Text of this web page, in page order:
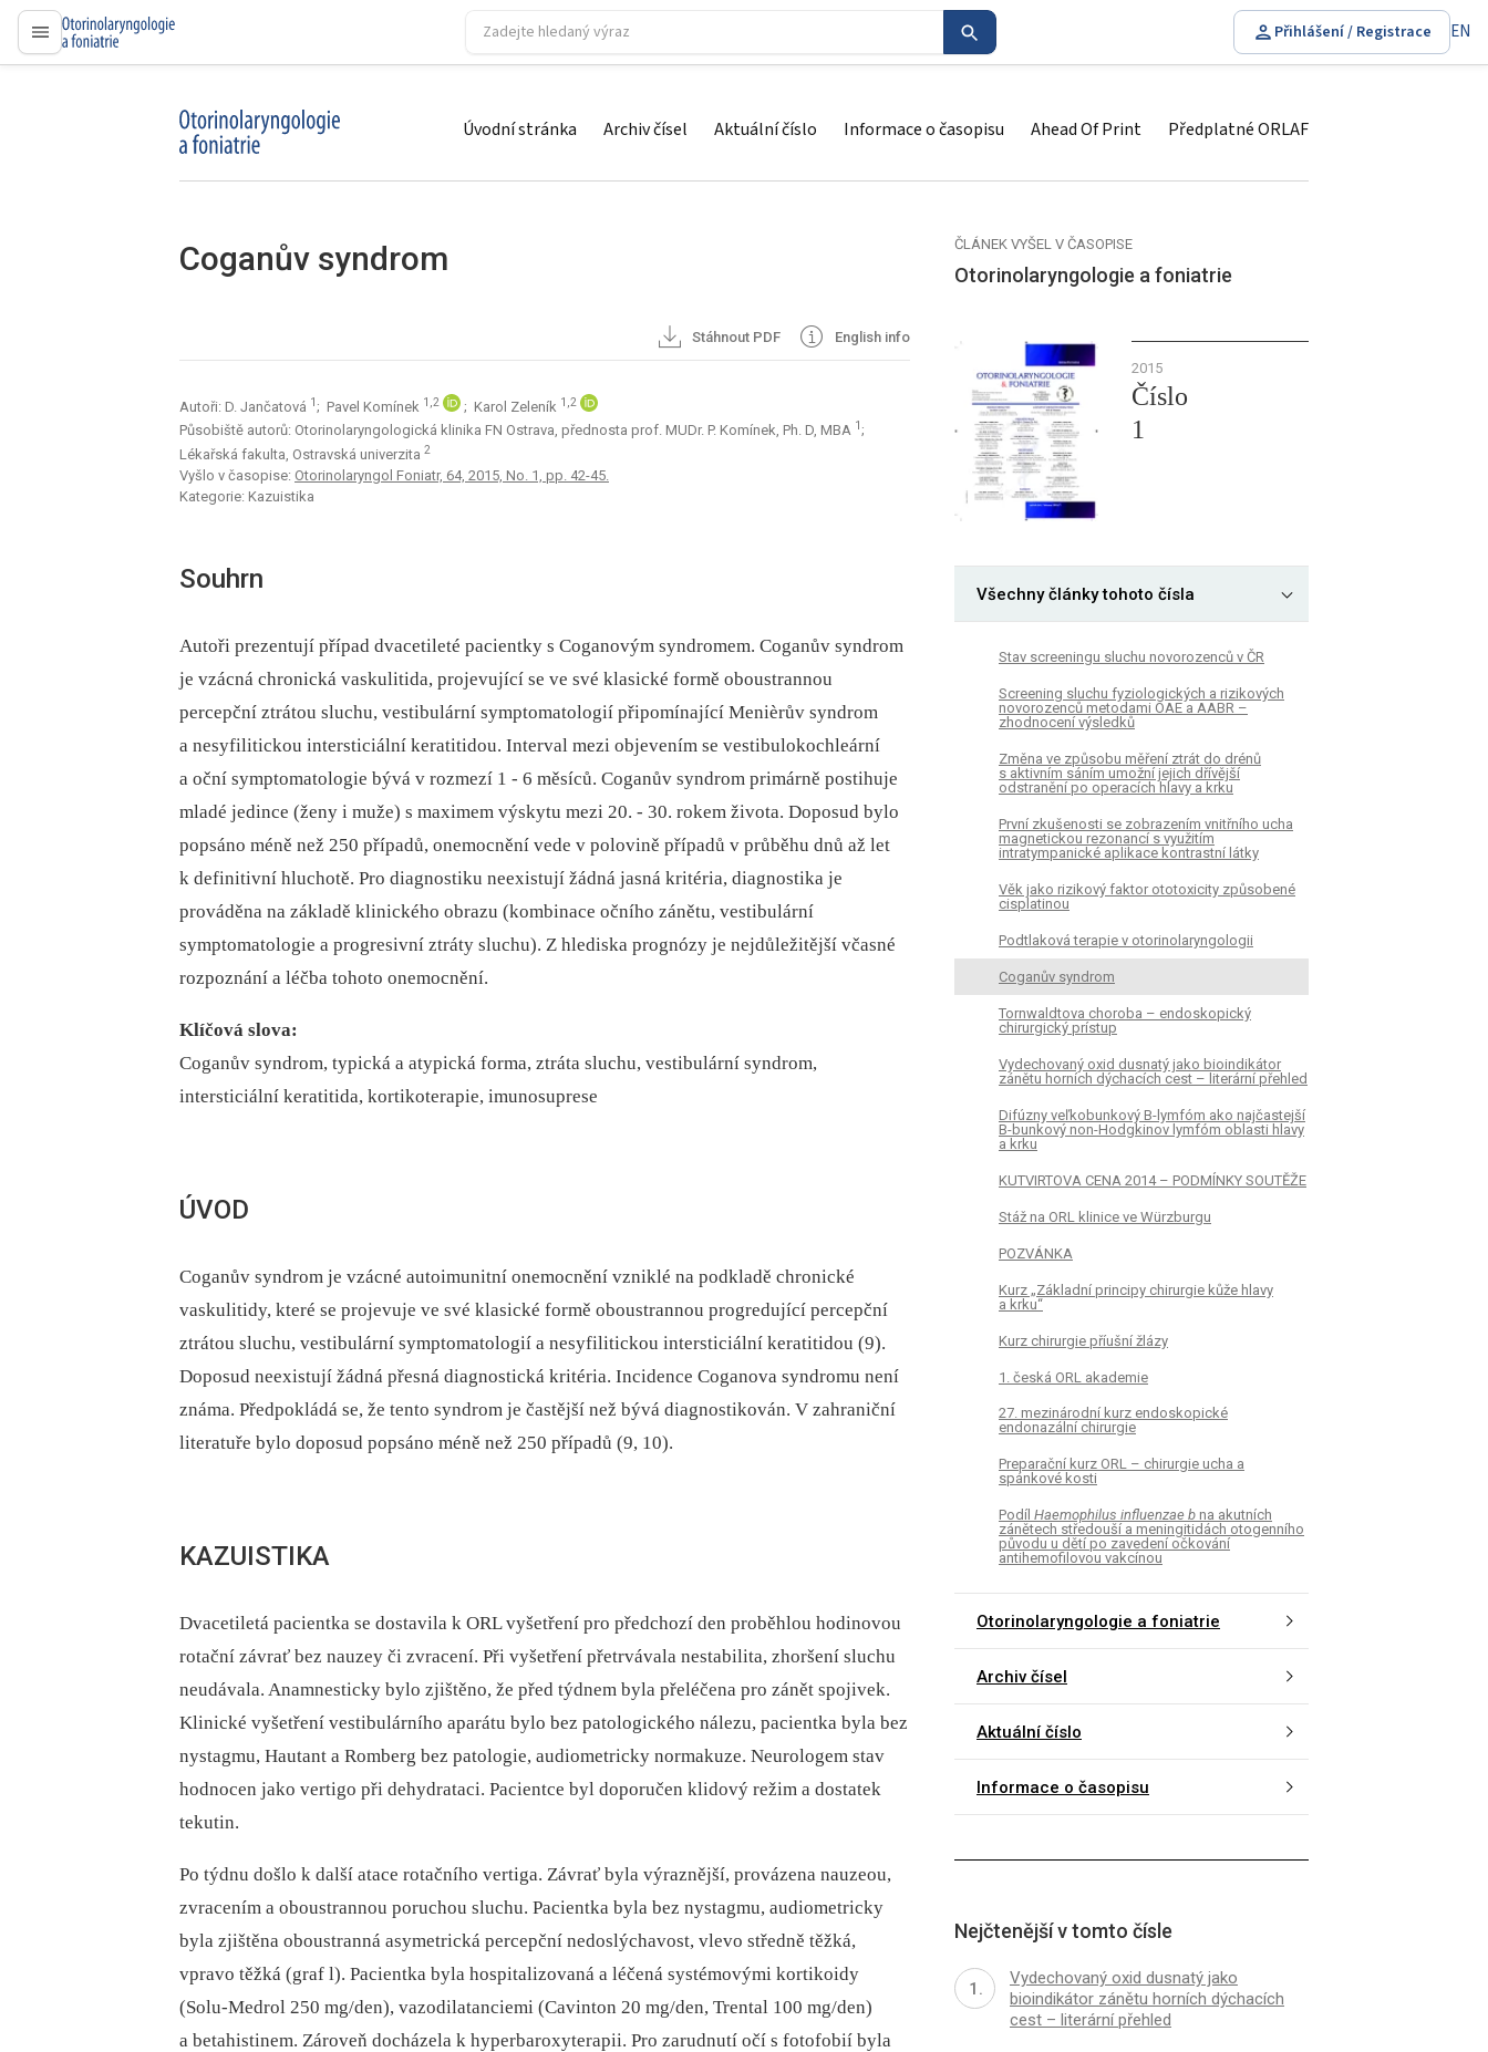
proLékaře.cz
Přihlášení / Registrace EN
proLékaře.cz Úvodní stránka Archiv čísel Aktuální číslo Informace o časopisu Ahead Of Print Předplatné ORLAF
Coganův syndrom
Stáhnout PDF English info
Autoři: D. Jančatová 1 ; Pavel Komínek 1,2 ; Karol Zeleník 1,2
Působiště autorů: Otorinolaryngologická klinika FN Ostrava, přednosta prof. MUDr. P. Komínek, Ph. D, MBA 1 ;
Lékařská fakulta, Ostravská univerzita 2
Vyšlo v časopise: Otorinolaryngol Foniatr, 64, 2015, No. 1, pp. 42-45.
Kategorie: Kazuistika
Souhrn
Autoři prezentují případ dvacetileté pacientky s Coganovým syndromem. Coganův syndrom
je vzácná chronická vaskulitida, projevující se ve své klasické formě oboustrannou
percepční ztrátou sluchu, vestibulární symptomatologií připomínající Menièrův syndrom
a nesyfilitickou intersticiální keratitidou. Interval mezi objevením se vestibulokochleární
a oční symptomatologie bývá v rozmezí 1 -⁠ 6 měsíců. Coganův syndrom primárně postihuje
mladé jedince (ženy i muže) s maximem výskytu mezi 20. -⁠ 30. rokem života. Doposud bylo
popsáno méně než 250 případů, onemocnění vede v polovině případů v průběhu dnů až let
k definitivní hluchotě. Pro diagnostiku neexistují žádná jasná kritéria, diagnostika je
prováděna na základě klinického obrazu (kombinace očního zánětu, vestibulární
symptomatologie a progresivní ztráty sluchu). Z hlediska prognózy je nejdůležitější včasné
rozpoznání a léčba tohoto onemocnění.
Klíčová slova:
Coganův syndrom, typická a atypická forma, ztráta sluchu, vestibulární syndrom,
intersticiální keratitida, kortikoterapie, imunosuprese
ÚVOD
Coganův syndrom je vzácné autoimunitní onemocnění vzniklé na podkladě chronické
vaskulitidy, které se projevuje ve své klasické formě oboustrannou progredující percepční
ztrátou sluchu, vestibulární symptomatologií a nesyfilitickou intersticiální keratitidou (9).
Doposud neexistují žádná přesná diagnostická kritéria. Incidence Coganova syndromu není
známa. Předpokládá se, že tento syndrom je častější než bývá diagnostikován. V zahraniční
literatuře bylo doposud popsáno méně než 250 případů (9, 10).
KAZUISTIKA
Dvacetiletá pacientka se dostavila k ORL vyšetření pro předchozí den proběhlou hodinovou
rotační závrať bez nauzey či zvracení. Při vyšetření přetrvávala nestabilita, zhoršení sluchu
neudávala. Anamnesticky bylo zjištěno, že před týdnem byla přeléčena pro zánět spojivek.
Klinické vyšetření vestibulárního aparátu bylo bez patologického nálezu, pacientka byla bez
nystagmu, Hautant a Romberg bez patologie, audiometricky normakuze. Neurologem stav
hodnocen jako vertigo při dehydrataci. Pacientce byl doporučen klidový režim a dostatek
tekutin.
Po týdnu došlo k další atace rotačního vertiga. Závrať byla výraznější, provázena nauzeou,
zvracením a oboustrannou poruchou sluchu. Pacientka byla bez nystagmu, audiometricky
byla zjištěna oboustranná asymetrická percepční nedoslýchavost, vlevo středně těžká,
vpravo těžká (graf l). Pacientka byla hospitalizovaná a léčená systémovými kortikoidy
(Solu-Medrol 250 mg/den), vazodilatanciemi (Cavinton 20 mg/den, Trental 100 mg/den)
a betahistinem. Zároveň docházela k hyperbaroxyterapii. Pro zarudnutí očí s fotofobií byla
ČLÁNEK VYŠEL V ČASOPISE
Otorinolaryngologie a foniatrie
2015
Číslo
1
Všechny články tohoto čísla
Stav screeningu sluchu novorozenců v ČR
Screening sluchu fyziologických a rizikových
novorozenců metodami OAE a AABR –
zhodnocení výsledků
Změna ve způsobu měření ztrát do drénů
s aktivním sáním umožní jejich dřívější
odstranění po operacích hlavy a krku
První zkušenosti se zobrazením vnitřního ucha
magnetickou rezonancí s využitím
intratympanické aplikace kontrastní látky
Věk jako rizikový faktor ototoxicity způsobené
cisplatinou
Podtlaková terapie v otorinolaryngologii
Coganův syndrom
Tornwaldtova choroba – endoskopický
chirurgický prístup
Vydechovaný oxid dusnatý jako bioindikátor
zánětu horních dýchacích cest – literární přehled
Difúzny veľkobunkový B-lymfóm ako najčastejší
B-bunkový non-Hodgkinov lymfóm oblasti hlavy
a krku
KUTVIRTOVA CENA 2014 – PODMÍNKY SOUTĚŽE
Stáž na ORL klinice ve Würzburgu
POZVÁNKA
Kurz „Základní principy chirurgie kůže hlavy
a krku“
Kurz chirurgie příušní žlázy
1. česká ORL akademie
27. mezinárodní kurz endoskopické
endonazální chirurgie
Preparační kurz ORL – chirurgie ucha a
spánkové kosti
Podíl Haemophilus influenzae b na akutních
zánětech středouší a meningitidách otogenního
původu u dětí po zavedení očkování
antihemofilovou vakcínou
Otorinolaryngologie a foniatrie
Archiv čísel
Aktuální číslo
Informace o časopisu
Nejčtenější v tomto čísle
Vydechovaný oxid dusnatý jako
bioindikátor zánětu horních dýchacích
cest – literární přehled